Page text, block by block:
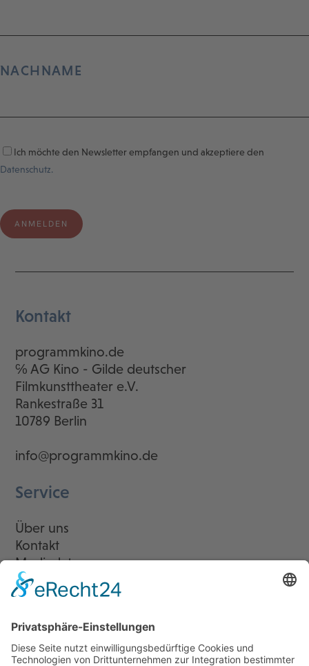
NACHNAME
Ich möchte den Newsletter empfangen und akzeptiere den
Datenschutz.
Kontakt
programmkino.de
℅ AG Kino - Gilde deutscher
Filmkunsttheater e.V.
Rankestraße 31
10789 Berlin
info@programmkino.de
Service
Über uns
Kontakt
Mediadaten
Newsletter
LogIn
Legal